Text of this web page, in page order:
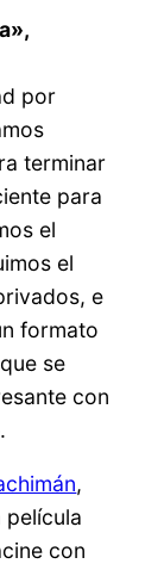
por
terminar
para
el
el
e
formato
se
con
,
película
con